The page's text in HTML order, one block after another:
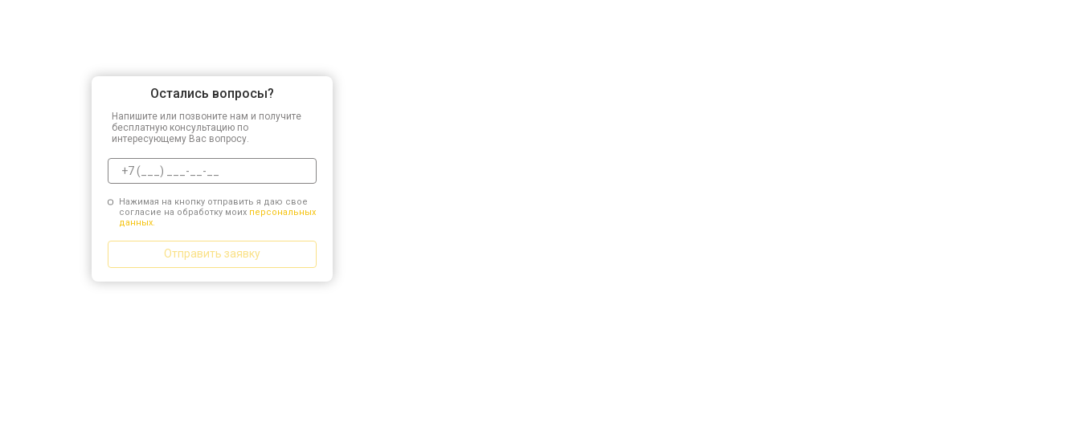
Остались вопросы?
Напишите или позвоните нам и получите
бесплатную консультацию по
интересующему Вас вопросу.
Нажимая на кнопку отправить я даю свое
согласие на обработку моих персональных
данных.
Отправить заявку